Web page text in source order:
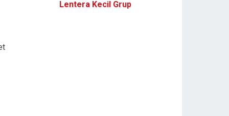
Lentera Kecil Grup